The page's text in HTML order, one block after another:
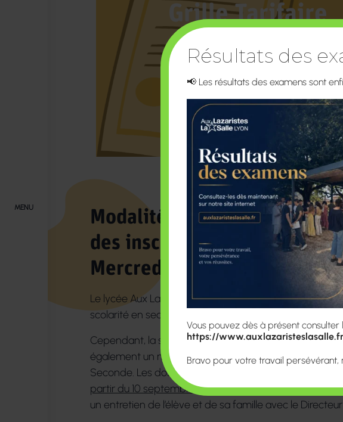
MENU
Grille Tarifaire
2026/2027
Modalités d'inscription -
des inscriptions à partir du
Mercredi 10 Septembre 2025
Le lycée Aux Lazaristes LaSalle donne la priorité à la
scolarité en seconde des élèves déjà scolarisés au
Cependant, la structure de l’Ensemble Scolaire permet
également un nombre important de nouveaux élèves
Seconde. Les dossiers de candidature sont à déposer
partir du 10 septembre 2025. Les inscriptions seront
un entretien de l’élève et de sa famille avec le
Résultats des
📢 Les résultats des examens sont
Vous pouvez dès à présent
https://
Bravo pour votre travail persévérant,